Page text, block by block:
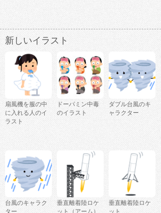
新しいイラスト
扇風機を服の中
に入れる人のイ
ラスト
ドーパミン中毒
のイラスト
ダブル台風のキ
ャラクター
台風のキャラク
垂直離着陸ロケ
垂直離着陸ロケ